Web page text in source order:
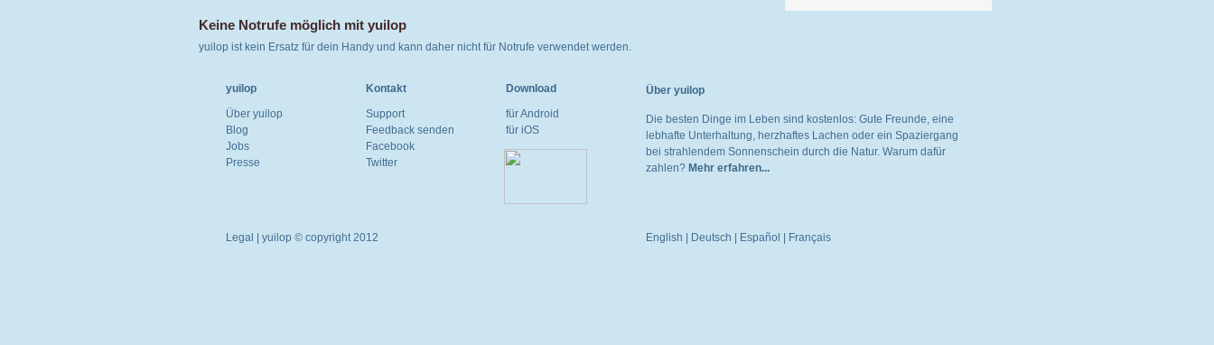
Keine Notrufe möglich mit yuilop
yuilop ist kein Ersatz für dein Handy und kann daher nicht für Notrufe verwendet werden.
yuilop
Über yuilop
Blog
Jobs
Presse
Kontakt
Support
Feedback senden
Facebook
Twitter
Download
für Android
für iOS
Über yuilop
Die besten Dinge im Leben sind kostenlos: Gute Freunde, eine
lebhafte Unterhaltung, herzhaftes Lachen oder ein Spaziergang
bei strahlendem Sonnenschein durch die Natur. Warum dafür
zahlen? Mehr erfahren...
Legal | yuilop © copyright 2012 English Deutsch Español Français